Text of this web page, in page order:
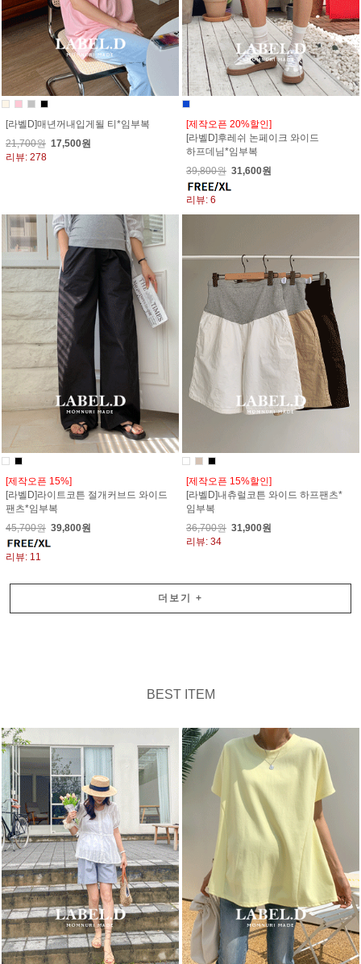
[라벨D]매년꺼내입게될 티*임부복
21,700원 17,500원
리뷰: 278
[제작오픈 20%할인]
[라벨D]후레쉬 논페이크 와이드
하프데님*임부복
39,800원 31,600원
리뷰: 6
[제작오픈 15%]
[라벨D]라이트코튼 절개커브드 와이드
팬츠*임부복
45,700원 39,800원
리뷰: 11
[제작오픈 15%할인]
[라벨D]내츄럴코튼 와이드 하프팬츠*
임부복
36,700원 31,900원
리뷰: 34
더보기 +
BEST ITEM